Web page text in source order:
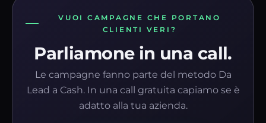
VUOI CAMPAGNE CHE PORTANO
CLIENTI VERI?
Parliamone in una call.
Le campagne fanno parte del metodo Da
Lead a Cash. In una call gratuita capiamo se è
adatto alla tua azienda.